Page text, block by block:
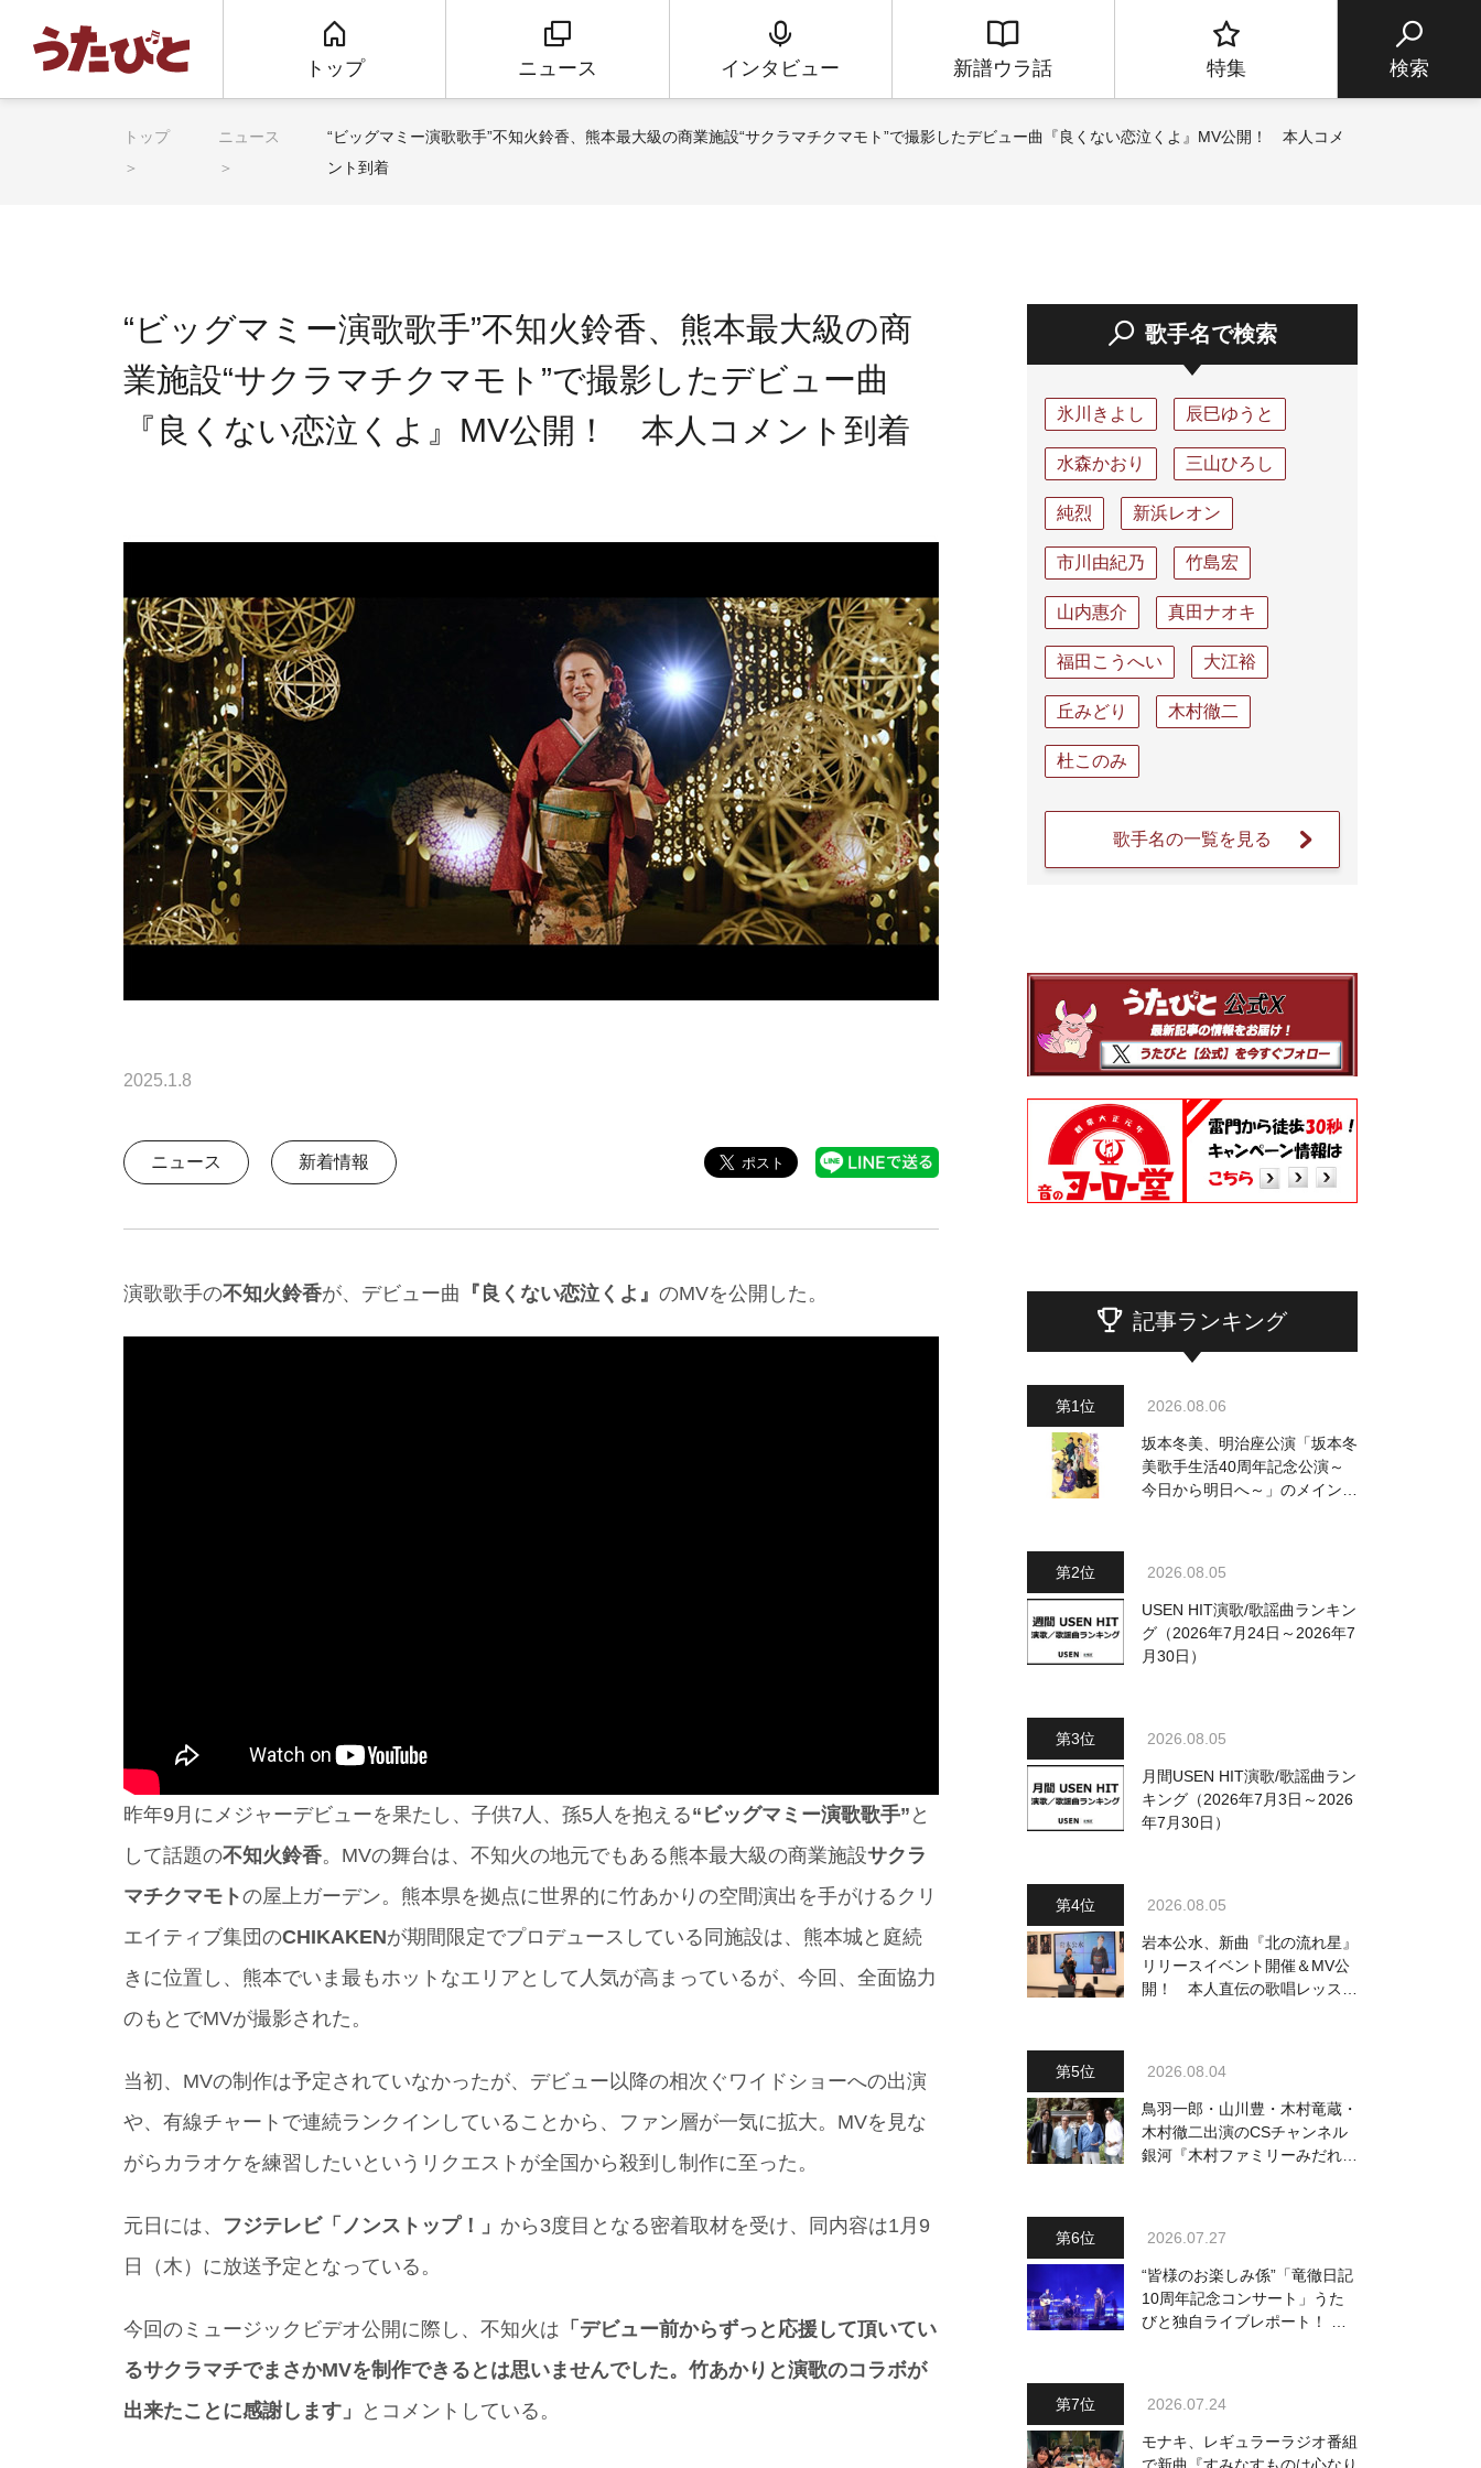
トップ ニュース インタビュー 新譜ウラ話 特集 検索
トップ ニュース
“ビッグマミー演歌歌手”不知火鈴香、熊本最大級の商業施設“サクラマチクマモト”で撮影したデビュー曲『良くない恋泣くよ』MV公開！ 本人コメ
ント到着
“ビッグマミー演歌歌手”不知火鈴香、熊本最大級の商
業施設“サクラマチクマモト”で撮影したデビュー曲
『良くない恋泣くよ』MV公開！ 本人コメント到着
2025.1.8
ニュース 新着情報
演歌歌手の不知火鈴香が、デビュー曲 『良くない恋泣くよ』 のMVを公開した。
昨年9月にメジャーデビューを果たし、子供7人、孫5人を抱える“ビッグマミー演歌歌手” と
して話題の不知火鈴香。MVの舞台は、不知火の地元でもある熊本最大級の商業施設サクラ
マチクマモトの屋上ガーデン。熊本県を拠点に世界的に竹あかりの空間演出を手がけるクリ
エイティブ集団のCHIKAKENが期間限定でプロデュースしている同施設は、熊本城と庭続
きに位置し、熊本でいま最もホットなエリアとして人気が高まっているが、今回、全面協力
のもとでMVが撮影された。
当初、MVの制作は予定されていなかったが、デビュー以降の相次ぐワイドショーへの出演
や、有線チャートで連続ランクインしていることから、ファン層が一気に拡大。MVを見な
がらカラオケを練習したいというリクエストが全国から殺到し制作に至った。
元日には、 フジテレビ「ノンストップ！」 から3度目となる密着取材を受け、同内容は1月9
日（木）に放送予定となっている。
今回のミュージックビデオ公開に際し、不知火は 「デビュー前からずっと応援して頂いてい
るサクラマチでまさかMVを制作できるとは思いませんでした。竹あかりと演歌のコラボが
出来たことに感謝します」
とコメントしている。
歌手名で検索
氷川きよし 辰巳ゆうと
水森かおり 三山ひろし
純烈 新浜レオン
市川由紀乃 竹島宏
山内惠介 真田ナオキ
福田こうへい 大江裕
丘みどり 木村徹二
杜このみ
歌手名の一覧を見る
記事ランキング
2026.08.06
坂本冬美、明治座公演「坂本冬
美歌手生活40周年記念公演～
今日から明日へ～」のメインビ
2026.08.05
USEN HIT演歌/歌謡曲ランキン
グ（2026年7月24日～2026年7
月30日）
2026.08.05
月間USEN HIT演歌/歌謡曲ラン
キング（2026年7月3日～2026
年7月30日）
2026.08.05
岩本公水、新曲『北の流れ星』
リリースイベント開催＆MV公
開！ 本人直伝の歌唱レッスン
2026.08.04
鳥羽一郎・山川豊・木村竜蔵・
木村徹二出演のCSチャンネル
銀河『木村ファミリーみだれ旅
2026.07.27
“皆様のお楽しみ係”「竜徹日記
10周年記念コンサート」うた
びと独自ライブレポート！ 即
2026.07.24
モナキ、レギュラーラジオ番組
で新曲『すみなすものは心なり